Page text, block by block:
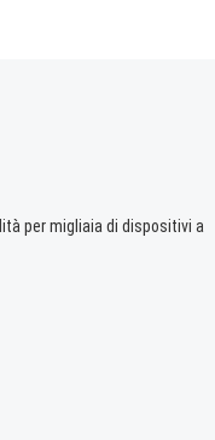
per migliaia di dispositivi a